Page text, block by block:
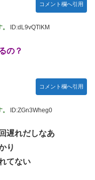
コメント欄へ引用
ID:dL9vQTlKM
の？
コメント欄へ引用
ID:ZGn3Wheg0
遅れだしなあ
り
てない